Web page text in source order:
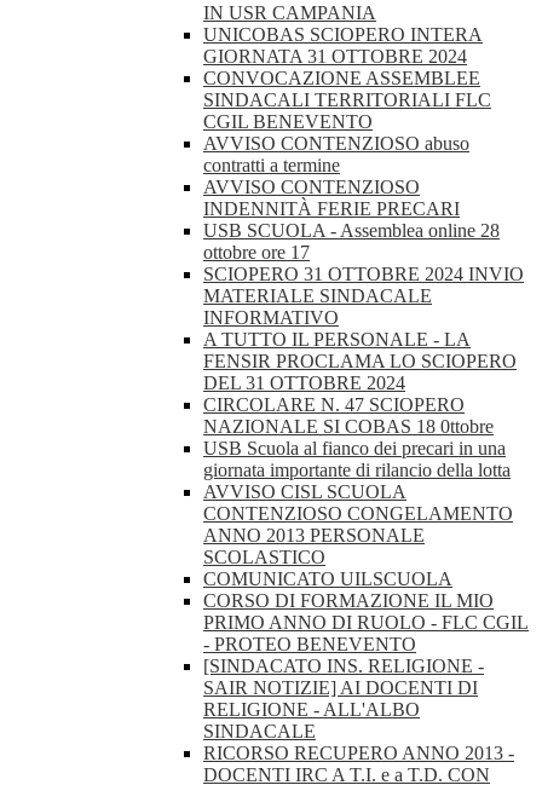
IN USR CAMPANIA
UNICOBAS SCIOPERO INTERA
GIORNATA 31 OTTOBRE 2024
CONVOCAZIONE ASSEMBLEE
SINDACALI TERRITORIALI FLC
CGIL BENEVENTO
AVVISO CONTENZIOSO abuso
contratti a termine
AVVISO CONTENZIOSO
INDENNITÀ FERIE PRECARI
USB SCUOLA - Assemblea online 28
ottobre ore 17
SCIOPERO 31 OTTOBRE 2024 INVIO
MATERIALE SINDACALE
INFORMATIVO
A TUTTO IL PERSONALE - LA
FENSIR PROCLAMA LO SCIOPERO
DEL 31 OTTOBRE 2024
CIRCOLARE N. 47 SCIOPERO
NAZIONALE SI COBAS 18 0ttobre
USB Scuola al fianco dei precari in una
giornata importante di rilancio della lotta
AVVISO CISL SCUOLA
CONTENZIOSO CONGELAMENTO
ANNO 2013 PERSONALE
SCOLASTICO
COMUNICATO UILSCUOLA
CORSO DI FORMAZIONE IL MIO
PRIMO ANNO DI RUOLO - FLC CGIL
- PROTEO BENEVENTO
[SINDACATO INS. RELIGIONE -
SAIR NOTIZIE] AI DOCENTI DI
RELIGIONE - ALL'ALBO
SINDACALE
RICORSO RECUPERO ANNO 2013 -
DOCENTI IRC A T.I. e a T.D. CON